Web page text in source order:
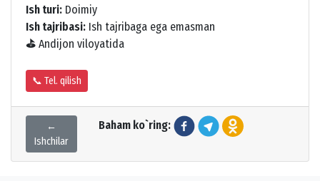
Ish turi: Doimiy
Ish tajribasi: Ish tajribaga ega emasman
⛳ Andijon viloyatida
📞 Tel. qilish
←
Ishchilar
Baham ko`ring: